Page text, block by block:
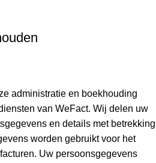
administratie en boekhouding
van WeFact. Wij delen uw
en details met betrekking
worden gebruikt voor het
Uw persoonsgegevens